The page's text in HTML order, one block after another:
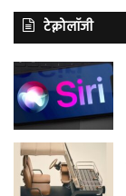
टेक्नोलॉजी